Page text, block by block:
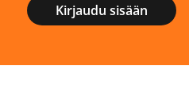
Kirjaudu sisään